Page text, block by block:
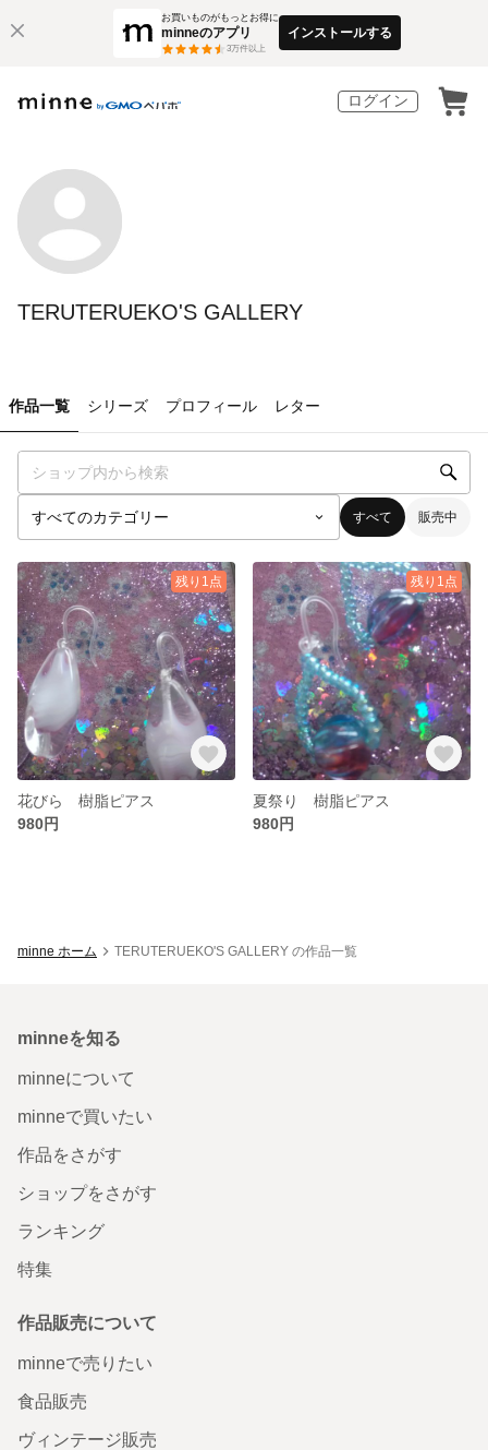
お買いものがもっとお得に
minneのアプリ
3万件以上
インストールする
ログイン
TERUTERUEKO'S GALLERY
作品一覧 シリーズ プロフィール レター
すべて 販売中
残り1点
花びら 樹脂ピアス
980円
残り1点
夏祭り 樹脂ピアス
980円
minne ホーム TERUTERUEKO'S GALLERY の作品一覧
minneを知る
minneについて
minneで買いたい
作品をさがす
ショップをさがす
ランキング
特集
作品販売について
minneで売りたい
食品販売
ヴィンテージ販売